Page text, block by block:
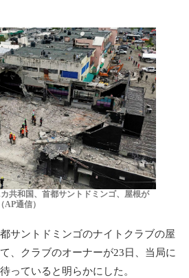
共和国、首都サントドミンゴ、屋根が
通信）
サントドミンゴのナイトクラブの屋
、クラブのオーナーが23日、当局に
っていると明らかにした。